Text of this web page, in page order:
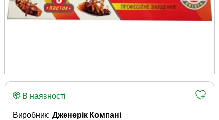
В наявності
Виробник: Дженерік Компані